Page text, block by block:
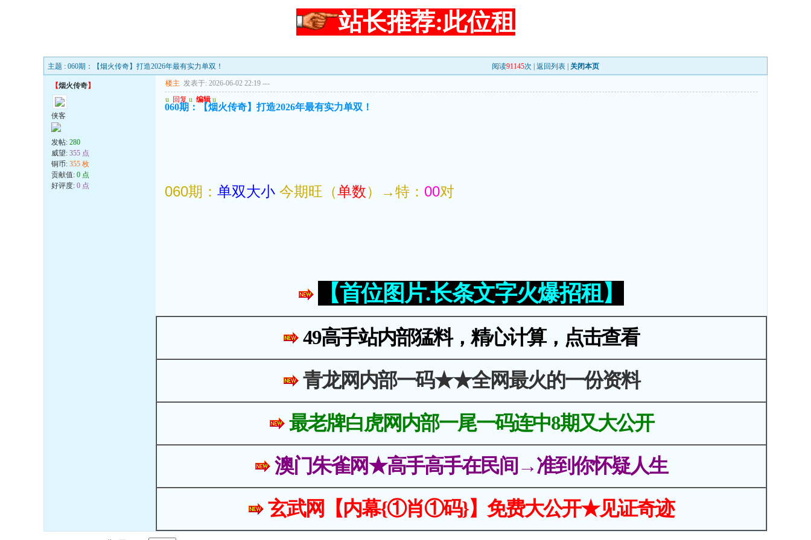
站长推荐:此位租
主题 : 060期：【烟火传奇】打造2026年最有实力单双！ 阅读91145次 | 返回列表 关闭本页
【烟火传奇】
侠客
发帖: 280
威望: 355 点
铜币: 355 枚
贡献值: 0 点
好评度: 0 点
楼主 发表于: 2026-06-02 22:19 ---
u 回复 u 编辑 u
060期：【烟火传奇】打造2026年最有实力单双！
060期： 单双大小 今期旺（单数）→特： 00对
【首位图片.长条文字火爆招租】
49高手站内部猛料，精心计算，点击查看
青龙网内部一码★★全网最火的一份资料
最老牌白虎网内部一尾一码连中8期又大公开
澳门朱雀网★高手高手在民间→准到你怀疑人生
玄武网【内幕{①肖①码}】免费大公开★见证奇迹